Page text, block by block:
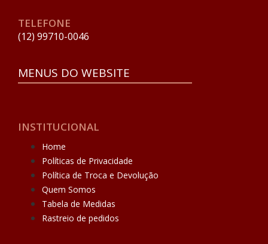
TELEFONE
(12) 99710-0046
MENUS DO WEBSITE
INSTITUCIONAL
Home
Políticas de Privacidade
Política de Troca e Devolução
Quem Somos
Tabela de Medidas
Rastreio de pedidos